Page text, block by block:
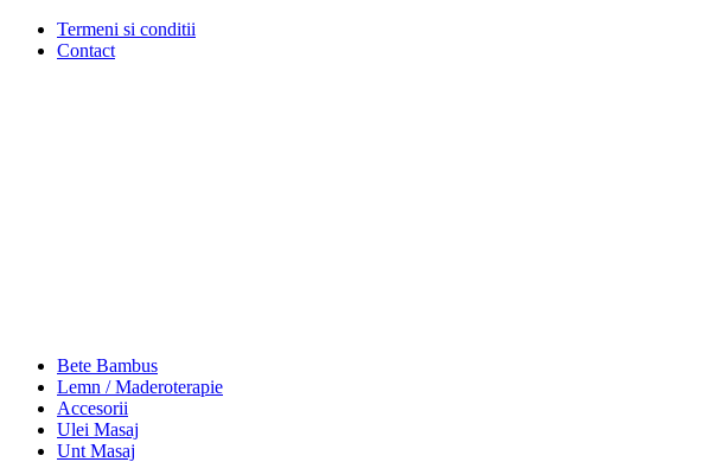
Termeni si conditii
Contact
Bete Bambus
Lemn / Maderoterapie
Accesorii
Ulei Masaj
Unt Masaj